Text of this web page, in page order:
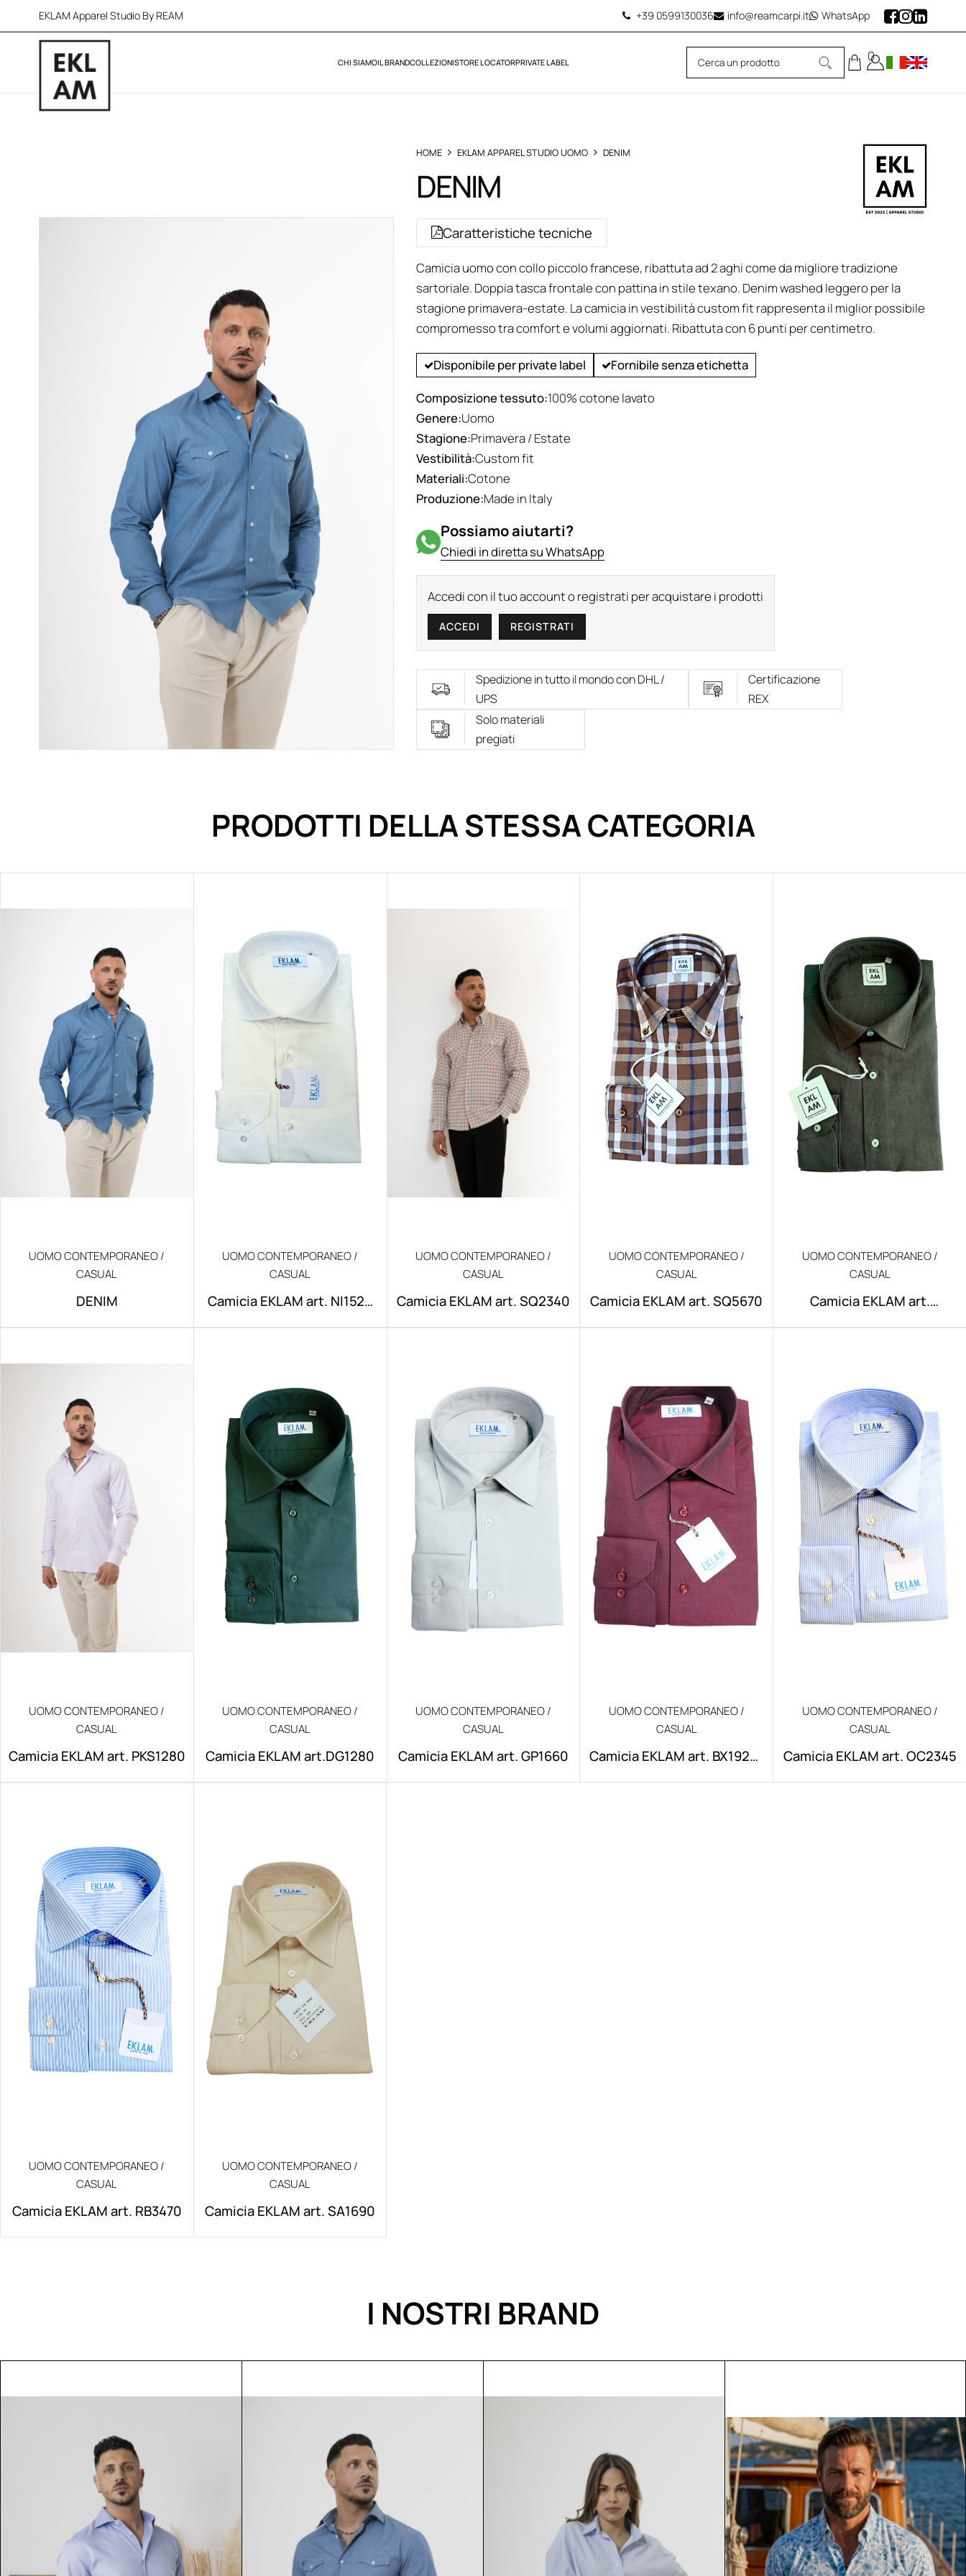
EKLAM Apparel Studio By REAM +39 0599130036 info@reamcarpi.it WhatsApp
CHI SIAMOIL BRANDCOLLEZIONISTORE LOCATORPRIVATE LABEL 0
HOME EKLAM APPAREL STUDIO UOMO DENIM
DENIM
Caratteristiche tecniche
Camicia uomo con collo piccolo francese, ribattuta ad 2 aghi come da migliore tradizione
sartoriale. Doppia tasca frontale con pattina in stile texano. Denim washed leggero per la
stagione primavera-estate. La camicia in vestibilità custom fit rappresenta il miglior possibile
compromesso tra comfort e volumi aggiornati. Ribattuta con 6 punti per centimetro.
Disponibile per private label
Fornibile senza etichetta
Composizione tessuto:100% cotone lavato
Genere:Uomo
Stagione:Primavera / Estate
Vestibilità:Custom fit
Materiali:Cotone
Produzione:Made in Italy
Possiamo aiutarti?
Chiedi in diretta su WhatsApp
Accedi con il tuo account o registrati per acquistare i prodotti
ACCEDI REGISTRATI
Spedizione in tutto il mondo con DHL /
UPS
Certificazione
REX
Solo materiali
pregiati
PRODOTTI DELLA STESSA CATEGORIA
UOMO CONTEMPORANEO /
CASUAL
DENIM
UOMO CONTEMPORANEO /
CASUAL
Camicia EKLAM art. NI1520
NO IRON
UOMO CONTEMPORANEO /
CASUAL
Camicia EKLAM art. SQ2340
UOMO CONTEMPORANEO /
CASUAL
Camicia EKLAM art. SQ5670
UOMO CONTEMPORANEO /
CASUAL
Camicia EKLAM art.
200/V029
UOMO CONTEMPORANEO /
CASUAL
Camicia EKLAM art. PKS1280
UOMO CONTEMPORANEO /
CASUAL
Camicia EKLAM art.DG1280
UOMO CONTEMPORANEO /
CASUAL
Camicia EKLAM art. GP1660
UOMO CONTEMPORANEO /
CASUAL
Camicia EKLAM art. BX1920-
01
UOMO CONTEMPORANEO /
CASUAL
Camicia EKLAM art. OC2345
UOMO CONTEMPORANEO /
CASUAL
Camicia EKLAM art. RB3470
UOMO CONTEMPORANEO /
CASUAL
Camicia EKLAM art. SA1690
I NOSTRI BRAND